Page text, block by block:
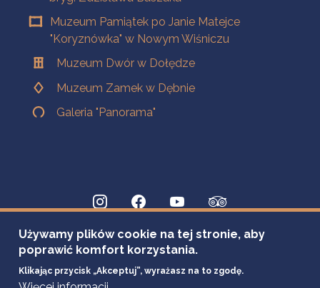
Muzeum Pamiątek po Janie Matejce
"Koryznówka" w Nowym Wiśniczu
Muzeum Dwór w Dołędze
Muzeum Zamek w Dębnie
Galeria "Panorama"
Używamy plików cookie na tej stronie, aby
poprawić komfort korzystania.
Klikając przycisk „Akceptuj”, wyrażasz na to zgodę.